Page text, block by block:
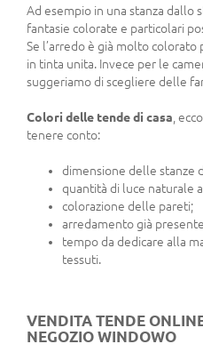
Ad esempio in una stanza dallo
fantasie colorate e particolari
Se l’arredo è già molto
in tinta unita. Invece per le
suggeriamo di scegliere delle
Colori delle tende di casa ,
tenere conto:
dimensione delle stanze
quantità di luce naturale
colorazione delle pareti;
arredamento già
tempo da dedicare alla
tessuti.
VENDITA TENDE
NEGOZIO WINDOWO